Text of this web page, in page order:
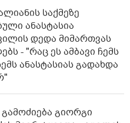
საქმეზე
ანასტასია
დედა მიმართვას
- "რაც ეს ამბავი ჩემს
ანასტასიას გადახდა
გიორგი